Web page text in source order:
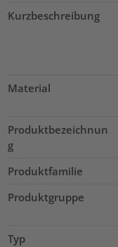
Kurzbeschreibung
Material
Produktbezeichnun
g
Produktfamilie
Produktgruppe
Typ